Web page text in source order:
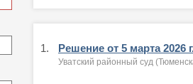
1. Решение от 5 марта 2026
Уватский районный суд